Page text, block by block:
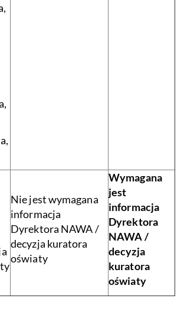
Nie jest wymagana
informacja
Dyrektora NAWA /
decyzja kuratora
oświaty
Wymagana
jest
informacja
Dyrektora
NAWA /
decyzja
kuratora
oświaty